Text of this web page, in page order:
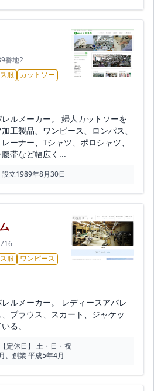
番地2
服
カットソー
ルメーカー。 婦人カットソーを
工製品、ワンピース、ロンパス、
ーナー、Tシャツ、ポロシャツ、
帯など幅広く...
設立1989年8月30日
服
ワンピース
ルメーカー。 レディースアパレ
ブラウス、スカート、ジャケッ
る。
【定休日】 土・日・祝
、創業 平成5年4月